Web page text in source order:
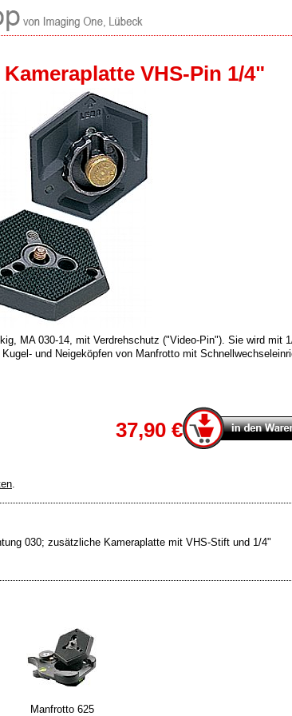
VHS-Pin 1/4"
MA 030-14, mit Verdrehschutz ("Video-Pin"). Sie wird mit
und Neigeköpfen von Manfrotto mit
37,90 €
030; zusätzliche Kameraplatte mit VHS-Stift und 1/4"
Manfrotto 625